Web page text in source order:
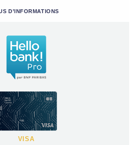
D’INFORMATIONS
VISA